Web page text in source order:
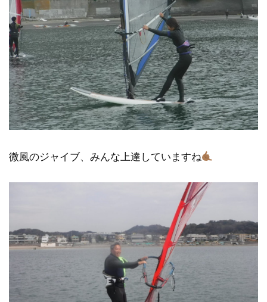
微風のジャイブ、みんな上達していますね